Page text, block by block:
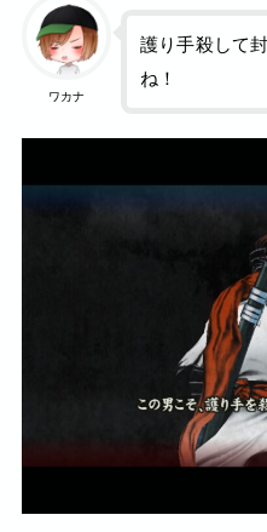
ワカナ
護り手殺して
ね！